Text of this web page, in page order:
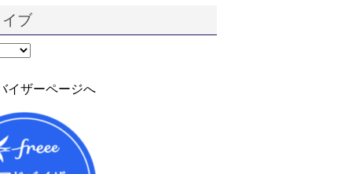
ブ
イザーページへ